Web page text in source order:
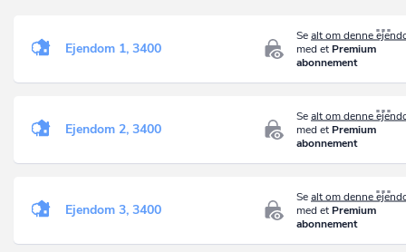
Sealt om denne
med et Premium
abonnement
Ejendom 1, 3400
Sealt om denne
med et Premium
abonnement
Ejendom 2, 3400
Sealt om denne
med et Premium
abonnement
Ejendom 3, 3400